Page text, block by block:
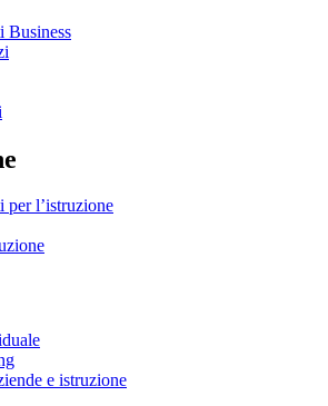
Business
per l’istruzione
e istruzione